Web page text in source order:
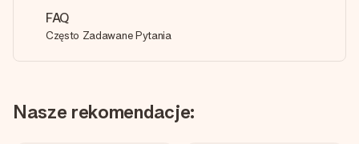
FAQ
Często Zadawane Pytania
Nasze rekomendacje: